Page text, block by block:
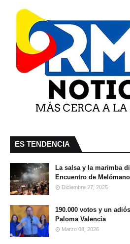
ES TENDENCIA
La salsa y la marimba
Encuentro de
Diciembre 27, 2025
190.000 votos y un
Paloma Valencia
Marzo 08, 2026